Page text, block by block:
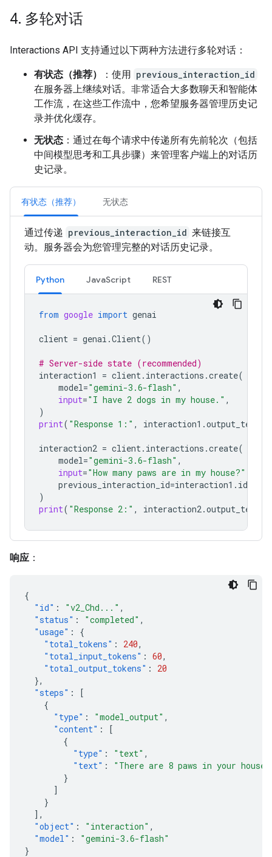
4. 多轮对话
Interactions API 支持通过以下两种方法进行多轮对话：
有状态（推荐） ：使用 previous_interaction_id
在服务器上继续对话。非常适合大多数聊天和智能体
工作流，在这些工作流中，您希望服务器管理历史记
录并优化缓存。
无状态 ：通过在每个请求中传递所有先前轮次（包括
中间模型思考和工具步骤）来管理客户端上的对话历
史记录。
有状态（推荐） 无状态
通过传递 previous_interaction_id 来链接互
动。服务器会为您管理完整的对话历史记录。
Python JavaScript REST
from google import genai
client = genai .Client()
# Server-side state (recommended)
interaction1
= client. interactions .create(
model="gemini-3.6-flash" ,
input="I have 2 dogs in my house." ,
)
print( "Response 1:" , interaction1 .output_text
interaction2 = client. interactions .create(
model="gemini-3.6-flash" ,
input="How many paws are in my house?"
previous_interaction_id=interaction1 . id
)
print( "Response 2:" , interaction2.output_text
响应 ：
{
"id" : "v2_Chd..." ,
"status" : "completed" ,
"usage" :
{
"total_tokens" : 240,
"total_input_tokens" : 60,
"total_output_tokens" :
20
},
"steps" :
[
{
"type" : "model_output" ,
"content" :
[
{
"type" : "text" ,
"text" :
"There are 8 paws in your
}
]
}
],
"object" : "interaction" ,
"model" :
"gemini-3.6-flash"
}